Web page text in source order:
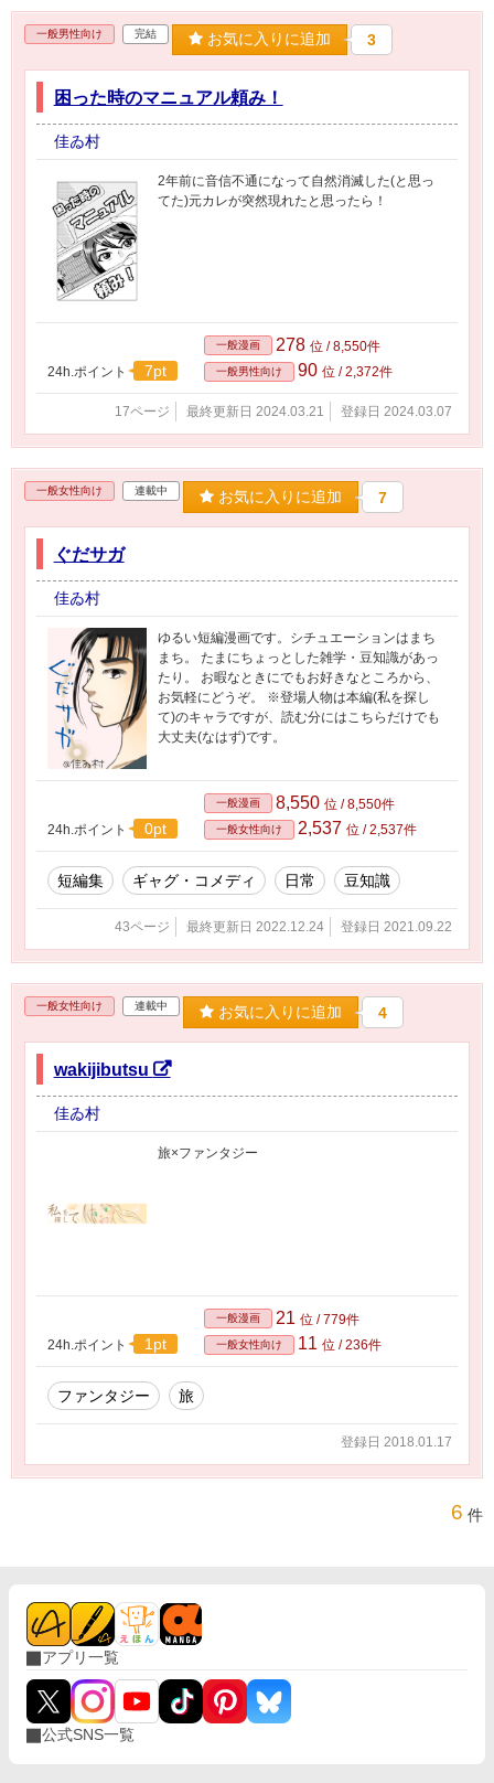
一般男性向け 完結 お気に入りに追加 3
困った時のマニュアル頼み！
佳ゐ村
2年前に音信不通になって自然消滅した(と思っ
てた)元カレが突然現れたと思ったら！
24h.ポイント 7pt
一般漫画 278 位 / 8,550件
一般男性向け 90 位 / 2,372件
17ページ 最終更新日 2024.03.21 登録日 2024.03.07
一般女性向け 連載中 お気に入りに追加 7
ぐだサガ
佳ゐ村
ゆるい短編漫画です。シチュエーションはまち
まち。 たまにちょっとした雑学・豆知識があっ
たり。 お暇なときにでもお好きなところから、
お気軽にどうぞ。 ※登場人物は本編(私を探し
て)のキャラですが、読む分にはこちらだけでも
大丈夫(なはず)です。
24h.ポイント 0pt
一般漫画 8,550 位 / 8,550件
一般女性向け 2,537 位 / 2,537件
短編集 ギャグ・コメディ 日常 豆知識
43ページ 最終更新日 2022.12.24 登録日 2021.09.22
一般女性向け 連載中 お気に入りに追加 4
wakijibutsu
佳ゐ村
旅×ファンタジー
24h.ポイント 1pt
一般漫画 21 位 / 779件
一般女性向け 11 位 / 236件
ファンタジー 旅
登録日 2018.01.17
6 件
アプリ一覧
公式SNS一覧